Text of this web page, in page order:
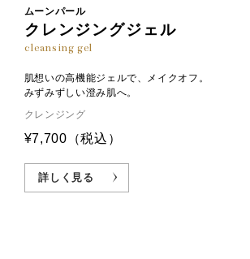
ムーンパール
クレンジングジェル
cleansing gel
肌想いの高機能ジェルで、メイクオフ。
みずみずしい澄み肌へ。
クレンジング
¥7,700 （税込）
詳しく見る